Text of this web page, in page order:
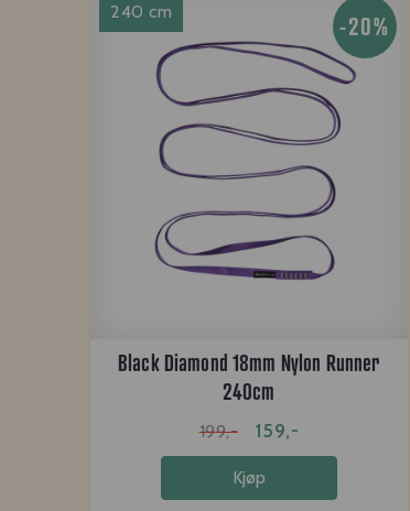
240 cm -20%
Black Diamond 18mm Nylon Runner
240cm
199,- 159,-
Kjøp